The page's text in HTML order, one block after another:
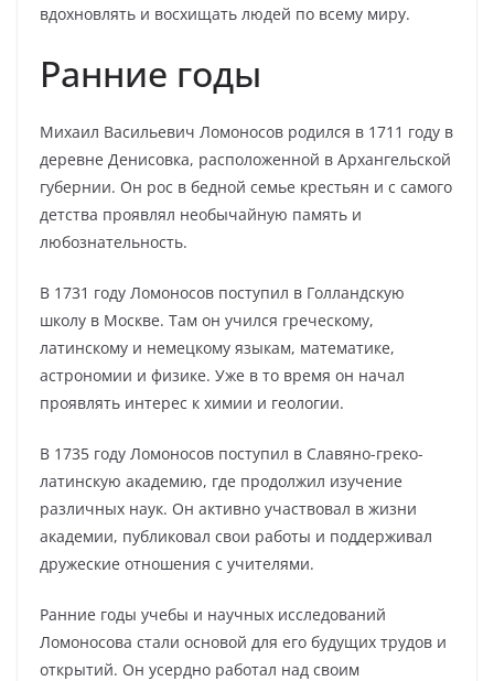
вдохновлять и восхищать людей по всему миру.
Ранние годы
Михаил Васильевич Ломоносов родился в 1711 году в
деревне Денисовка, расположенной в Архангельской
губернии. Он рос в бедной семье крестьян и с самого
детства проявлял необычайную память и
любознательность.
В 1731 году Ломоносов поступил в Голландскую
школу в Москве. Там он учился греческому,
латинскому и немецкому языкам, математике,
астрономии и физике. Уже в то время он начал
проявлять интерес к химии и геологии.
В 1735 году Ломоносов поступил в Славяно-греко-
латинскую академию, где продолжил изучение
различных наук. Он активно участвовал в жизни
академии, публиковал свои работы и поддерживал
дружеские отношения с учителями.
Ранние годы учебы и научных исследований
Ломоносова стали основой для его будущих трудов и
открытий. Он усердно работал над своим